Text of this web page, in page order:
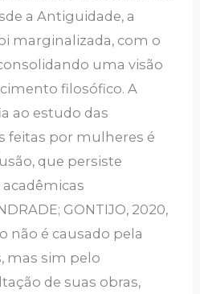
a Antiguidade, a
marginalizada, com o
uma visão
filosófico. A
ao estudo das
feitas por mulheres é
que persiste
GONTIJO, 2020,
não é causado pela
mas sim pelo
de suas obras,